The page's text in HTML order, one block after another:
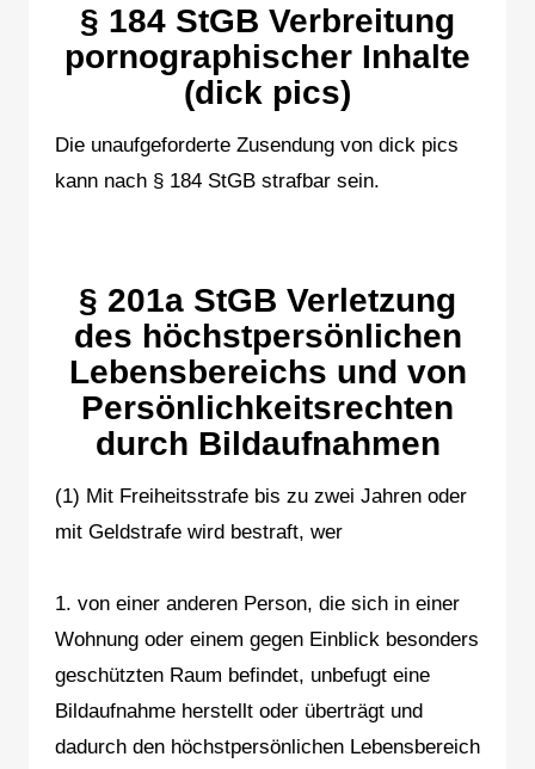
§ 184 StGB Verbreitung
pornographischer Inhalte
(dick pics)​
Die unaufgeforderte Zusendung von dick pics
kann nach § 184 StGB strafbar sein.
§ 201a StGB Verletzung
des höchstpersönlichen
Lebensbereichs und von
Persönlichkeitsrechten
durch Bildaufnahmen
(1) Mit Freiheitsstrafe bis zu zwei Jahren oder
mit Geldstrafe wird bestraft, wer
1. von einer anderen Person, die sich in einer
Wohnung oder einem gegen Einblick besonders
geschützten Raum befindet, unbefugt eine
Bildaufnahme herstellt oder überträgt und
dadurch den höchstpersönlichen Lebensbereich